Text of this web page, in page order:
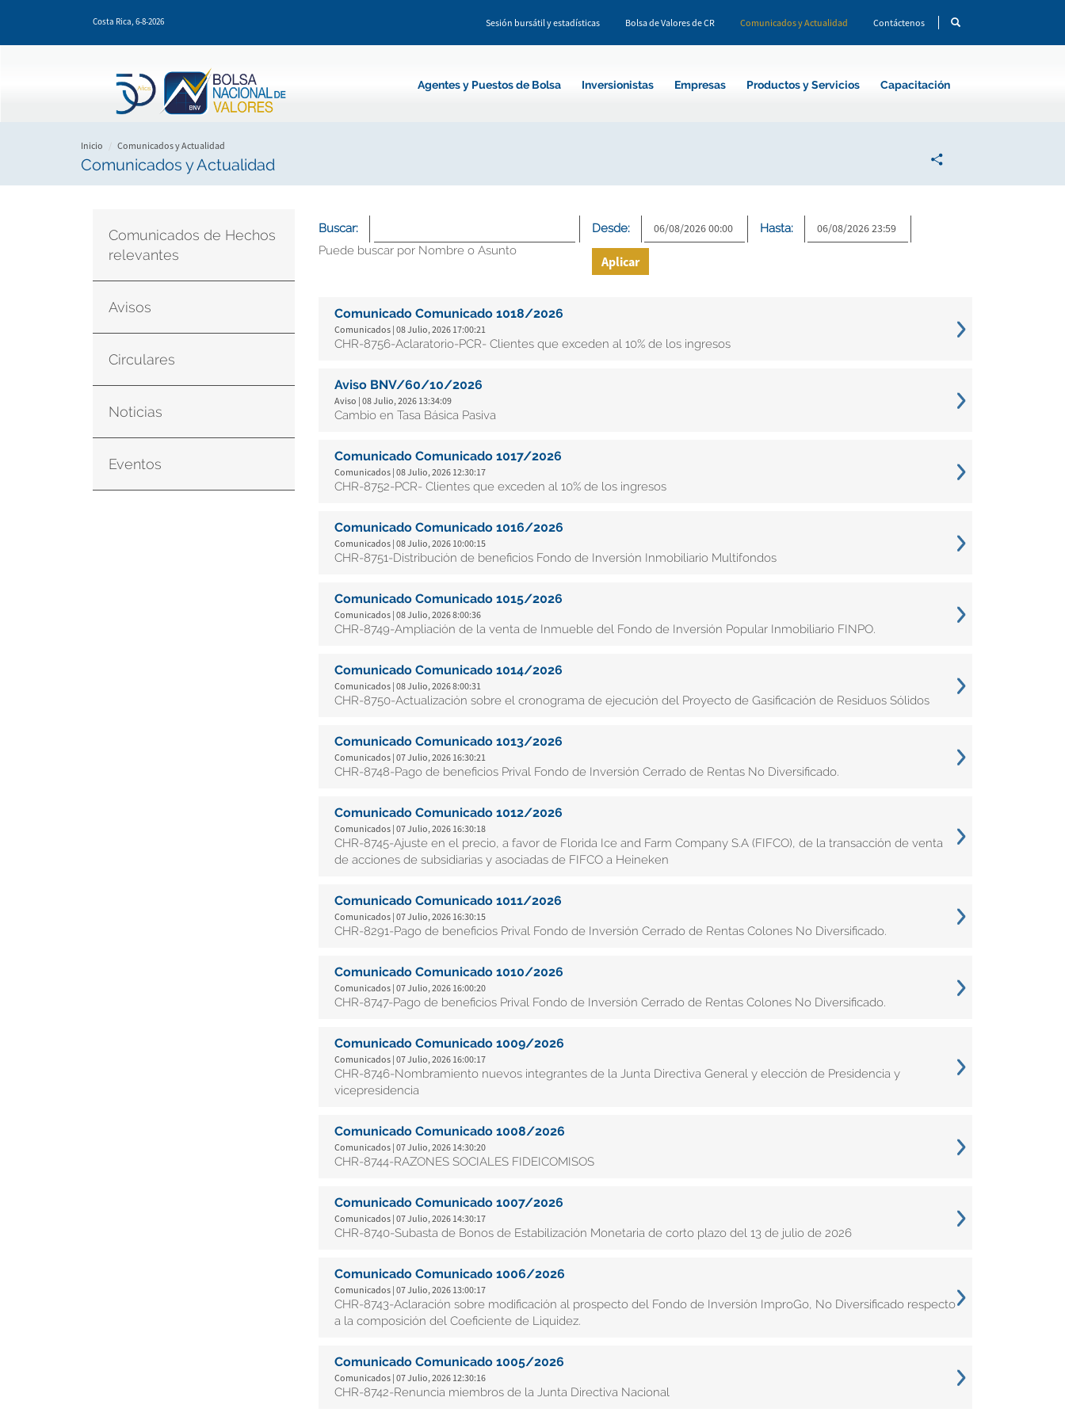
Costa Rica, 6-8-2026 Sesión bursátil y estadísticas Bolsa de Valores de CR Comunicados y Actualidad Contáctenos
Agentes y Puestos de Bolsa Inversionistas Empresas Productos y Servicios Capacitación
Inicio Comunicados y Actualidad
Comunicados y Actualidad
Comunicados de Hechos
relevantes
Avisos
Circulares
Noticias
Eventos
Buscar:
Puede buscar por Nombre o Asunto
Desde: Hasta:
Aplicar
Comunicado Comunicado 1018/2026
Comunicados | 08 Julio, 2026 17:00:21
CHR-8756-Aclaratorio-PCR- Clientes que exceden al 10% de los ingresos
Aviso BNV/60/10/2026
Aviso | 08 Julio, 2026 13:34:09
Cambio en Tasa Básica Pasiva
Comunicado Comunicado 1017/2026
Comunicados | 08 Julio, 2026 12:30:17
CHR-8752-PCR- Clientes que exceden al 10% de los ingresos
Comunicado Comunicado 1016/2026
Comunicados | 08 Julio, 2026 10:00:15
CHR-8751-Distribución de beneficios Fondo de Inversión Inmobiliario Multifondos
Comunicado Comunicado 1015/2026
Comunicados | 08 Julio, 2026 8:00:36
CHR-8749-Ampliación de la venta de Inmueble del Fondo de Inversión Popular Inmobiliario FINPO.
Comunicado Comunicado 1014/2026
Comunicados | 08 Julio, 2026 8:00:31
CHR-8750-Actualización sobre el cronograma de ejecución del Proyecto de Gasificación de Residuos Sólidos
Comunicado Comunicado 1013/2026
Comunicados | 07 Julio, 2026 16:30:21
CHR-8748-Pago de beneficios Prival Fondo de Inversión Cerrado de Rentas No Diversificado.
Comunicado Comunicado 1012/2026
Comunicados | 07 Julio, 2026 16:30:18
CHR-8745-Ajuste en el precio, a favor de Florida Ice and Farm Company S.A (FIFCO), de la transacción de venta
de acciones de subsidiarias y asociadas de FIFCO a Heineken
Comunicado Comunicado 1011/2026
Comunicados | 07 Julio, 2026 16:30:15
CHR-8291-Pago de beneficios Prival Fondo de Inversión Cerrado de Rentas Colones No Diversificado.
Comunicado Comunicado 1010/2026
Comunicados | 07 Julio, 2026 16:00:20
CHR-8747-Pago de beneficios Prival Fondo de Inversión Cerrado de Rentas Colones No Diversificado.
Comunicado Comunicado 1009/2026
Comunicados | 07 Julio, 2026 16:00:17
CHR-8746-Nombramiento nuevos integrantes de la Junta Directiva General y elección de Presidencia y
vicepresidencia
Comunicado Comunicado 1008/2026
Comunicados | 07 Julio, 2026 14:30:20
CHR-8744-RAZONES SOCIALES FIDEICOMISOS
Comunicado Comunicado 1007/2026
Comunicados | 07 Julio, 2026 14:30:17
CHR-8740-Subasta de Bonos de Estabilización Monetaria de corto plazo del 13 de julio de 2026
Comunicado Comunicado 1006/2026
Comunicados | 07 Julio, 2026 13:00:17
CHR-8743-Aclaración sobre modificación al prospecto del Fondo de Inversión ImproGo, No Diversificado respecto
a la composición del Coeficiente de Liquidez.
Comunicado Comunicado 1005/2026
Comunicados | 07 Julio, 2026 12:30:16
CHR-8742-Renuncia miembros de la Junta Directiva Nacional